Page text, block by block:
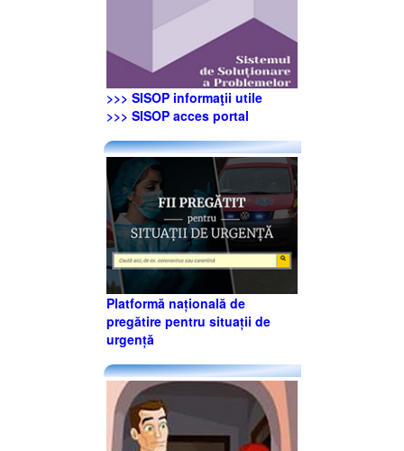
>>> SISOP informaţii utile
>>> SISOP acces portal
Platformă națională de
pregătire pentru situații de
urgență